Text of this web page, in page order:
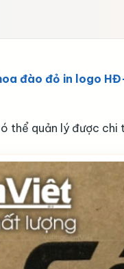
đào đỏ in logo
thể quản lý được